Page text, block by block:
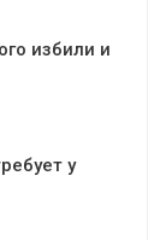
избили и
у